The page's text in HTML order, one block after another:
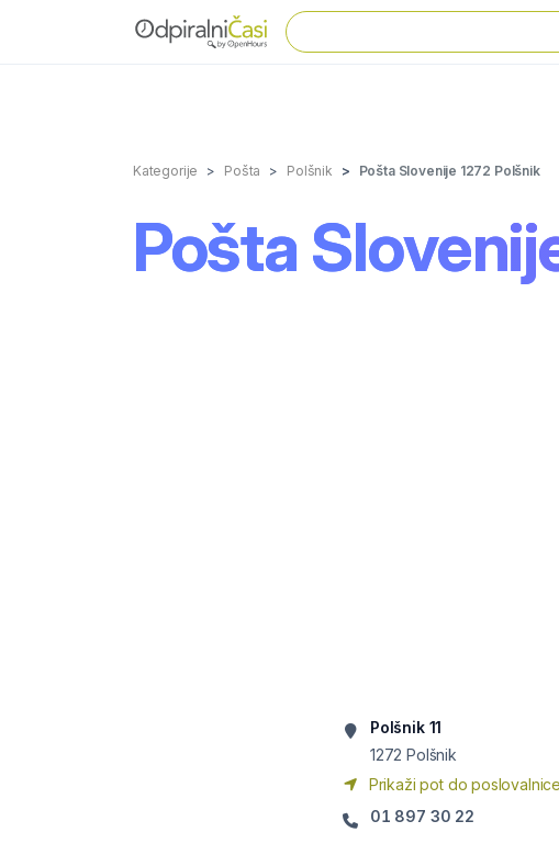
Kategorije Pošta Polšnik Pošta Slovenije 1272 Polšnik
Pošta
Polšnik 11
1272 Polšnik
Prikaži pot do poslovalnice
01 897 30 22